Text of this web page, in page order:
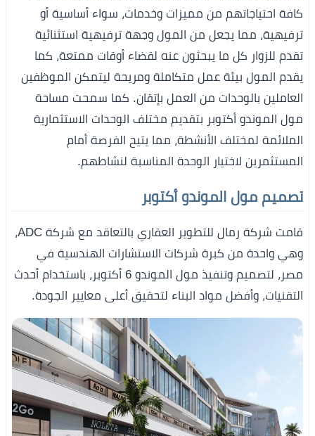
كافة احتياجاتهم من مميزات وخدمات، سواء أساسية أو
ترفيهية، مما يجعل من المول وجهة ترفيهية استثنائية
تقدم للزوار كل ما يبحثون عنه لقضاء أوقات ممتعة، كما
يقدم المول بيئة عمل متكاملة ومريحة ليتمكن الموظفين
العاملين بالوحدات من العمل بإتقان. كما سمحت مساحة
مول الموندو أكتوبر بتقديم مختلف الوحدات الاستثمارية
الملائمة لمختلف الأنشطة، مما يتيح الفرصة أمام
المستثمرين لاختيار الوحدة المناسبة لنشاطهم.
تصميم مول الموندو أكتوبر
قامت شركة رمال للتطوير العقاري بالتعاقد مع شركة ADC،
وهي واحدة من كبرة شركات الاستشارات الهندسية في
مصر، لتصميم وتنفيذ مول الموندو 6 أكتوبر، باستخدام أحدث
التقنيات، وأفضل مواد البناء لتحقيق أعلى معايير الجودة.